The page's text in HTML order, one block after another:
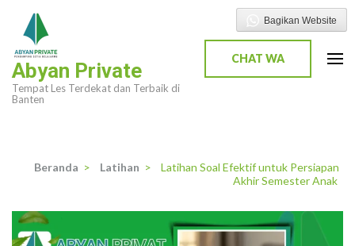
Lompat
konten
(Tekan
Enter)
Abyan Private
Tempat Les Terdekat dan Terbaik di
Banten
CHAT WA
Beranda > Latihan >
Latihan Soal Efektif untuk Persiapan
Akhir Semester Anak
Bagikan Website